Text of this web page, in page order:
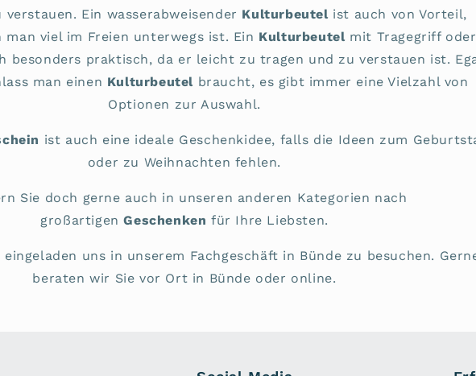
verstauen. Ein wasserabweisender Kulturbeutelist auch von Vorteil,
man viel im Freien unterwegs ist. Ein Kulturbeutelmit Tragegriff oder
besonders praktisch, da er leicht zu tragen und zu verstauen ist.
man einen Kulturbeutel braucht, es gibt immer eine Vielzahl von
Optionen zur Auswahl.
ist auch eine ideale Geschenkidee, falls die Ideen zum
oder zu Weihnachten fehlen.
Sie doch gerne auch in unseren anderen Kategorien nach
großartigenGeschenken für Ihre Liebsten.
uns in unserem Fachgeschäft in Bünde zu besuchen.
beraten wir Sie vor Ort in Bünde oder online.